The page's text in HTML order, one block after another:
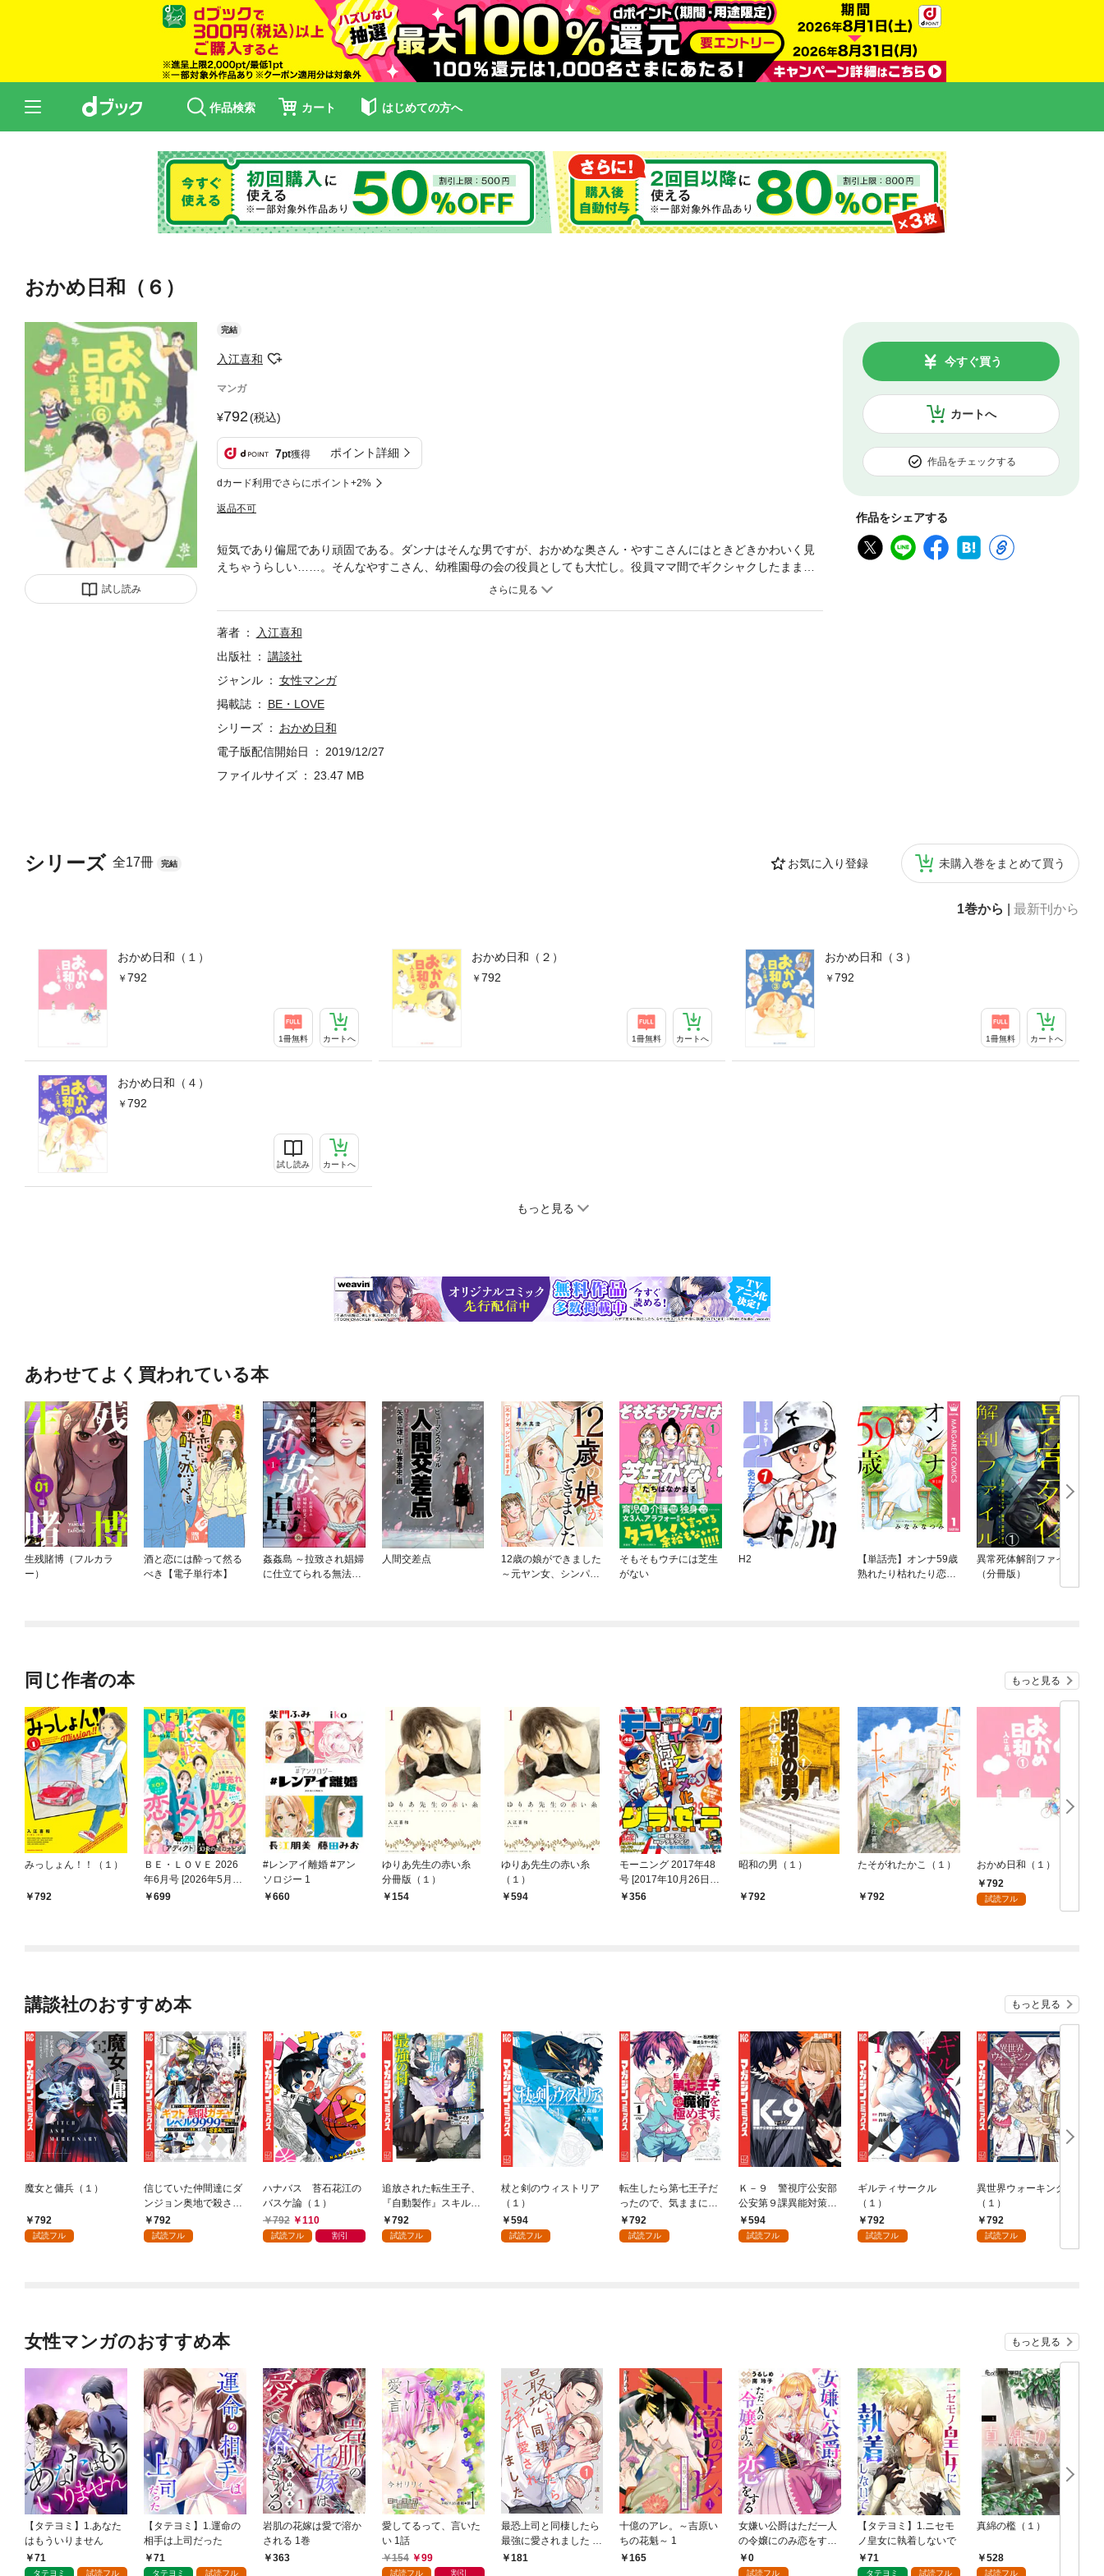
作品検索 カート はじめての方へ
おかめ日和（６）
試し読み
完結
入江喜和
マンガ
792(税込)
7pt獲得 ポイント詳細
dカード利用でさらにポイント+2%
返品不可
カートへ
今すぐ買う
作品をチェックする
作品をシェアする
シリーズ 全17冊 完結 お気に入り登録 未購入巻をまとめて買う
1巻から 最新刊から
おかめ日和（１）
792
1冊無料 カートへ
おかめ日和（２）
792
1冊無料 カートへ
おかめ日和（３）
792
1冊無料 カートへ
おかめ日和（４）
792
試し読み カートへ
もっと見る
短気であり偏屈であり頑固である。ダンナはそんな男ですが、おかめな奥さん・やすこさんにはときどきかわいく見
えちゃうらしい……。そんなやすこさん、幼稚園母の会の役員としても大忙し。役員ママ間でギクシャクしたまま、
おゆうぎ会の準備を進める中、ついに事変勃発!! 事態収拾に心をくだくやすこさんだけど……!?
著者
入江喜和
出版社
講談社
ジャンル
女性マンガ
掲載誌
BE・LOVE
シリーズ
おかめ日和
電子版配信開始日
2019/12/27
ファイルサイズ
23.47 MB
あわせてよく買われている本
生残賭博（フルカラ
ー）
酒と恋には酔って然る
べき【電子単行本】
姦姦島 ～拉致され娼婦
に仕立てられる無法島
人間交差点
12歳の娘ができました
～元ヤン女、シンパパ
そもそもウチには芝生
がない
H2
【単話売】オンナ59歳
熟れたり枯れたり恋し
異常死体解剖ファイル
（分冊版）
同じ作者の本 もっと見る
みっしょん！！（１）
792
ＢＥ・ＬＯＶＥ 2026
年6月号 [2026年5月1
日発売]
699
#レンアイ離婚 #アン
ソロジー 1
660
ゆりあ先生の赤い糸
分冊版（１）
154
ゆりあ先生の赤い糸
（１）
594
モーニング 2017年48
号 [2017年10月26日発
売]356
昭和の男（１）
792
たそがれたかこ（１）
792
おかめ日和（１）
792
試読フル
講談社のおすすめ本 もっと見る
魔女と傭兵（１）
792
試読フル
信じていた仲間達にダ
ンジョン奥地で殺され
かけたがギフト『無限
ガチャ』でレベル９９
792
試読フル
ハナバス 苔石花江の
バスケ論（１）
792
110
試読フル 割引
追放された転生王子、
『自動製作』スキルで
領地を爆速で開拓し最
強の村を作ってしまう
792
試読フル
杖と剣のウィストリア
（１）
594
試読フル
転生したら第七王子だ
ったので、気ままに魔
術を極めます（１）
792
試読フル
Ｋ－９ 警視庁公安部
公安第９課異能対策係
（１）
594
試読フル
ギルティサークル
（１）
792
試読フル
異世界ウォーキング
（１）
792
試読フル
女性マンガのおすすめ本 もっと見る
【タテヨミ】1.あなた
はもういりません
71
タテヨミ 試読フル
【タテヨミ】1.運命の
相手は上司だった
71
タテヨミ 試読フル
岩肌の花嫁は愛で溶か
される 1巻
363
愛してるって、言いた
い 1話
154
99
試読フル 割引
最恐上司と同棲したら
最強に愛されました 1
巻181
十億のアレ。～吉原い
ちの花魁～ 1
165
女嫌い公爵はただ一人
の令嬢にのみ恋をする
（分冊版）第１話
0
試読フル
【タテヨミ】1.ニセモ
ノ皇女に執着しないで
71
タテヨミ 試読フル
真綿の檻（１）
528
試読フル